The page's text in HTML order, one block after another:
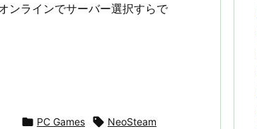
ンラインでサーバー選択すらで
 PC Games  NeoSteam